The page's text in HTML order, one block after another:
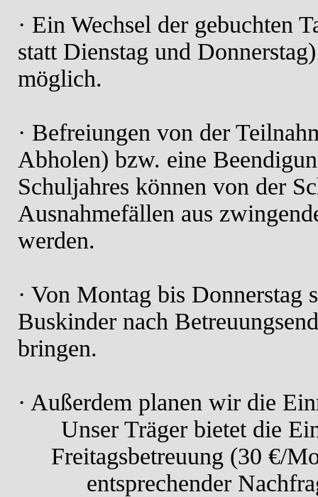
· Ein Wechsel der gebuchten
statt Dienstag und
möglich.
· Befreiungen von der
Abholen) bzw. eine
Schuljahres können von der
Ausnahmefällen aus
werden.
· Von Montag bis Donnerstag
Buskinder nach
bringen.
· Außerdem planen wir die
Unser Träger bietet die
Freitagsbetreuung (30 €/
entsprechender